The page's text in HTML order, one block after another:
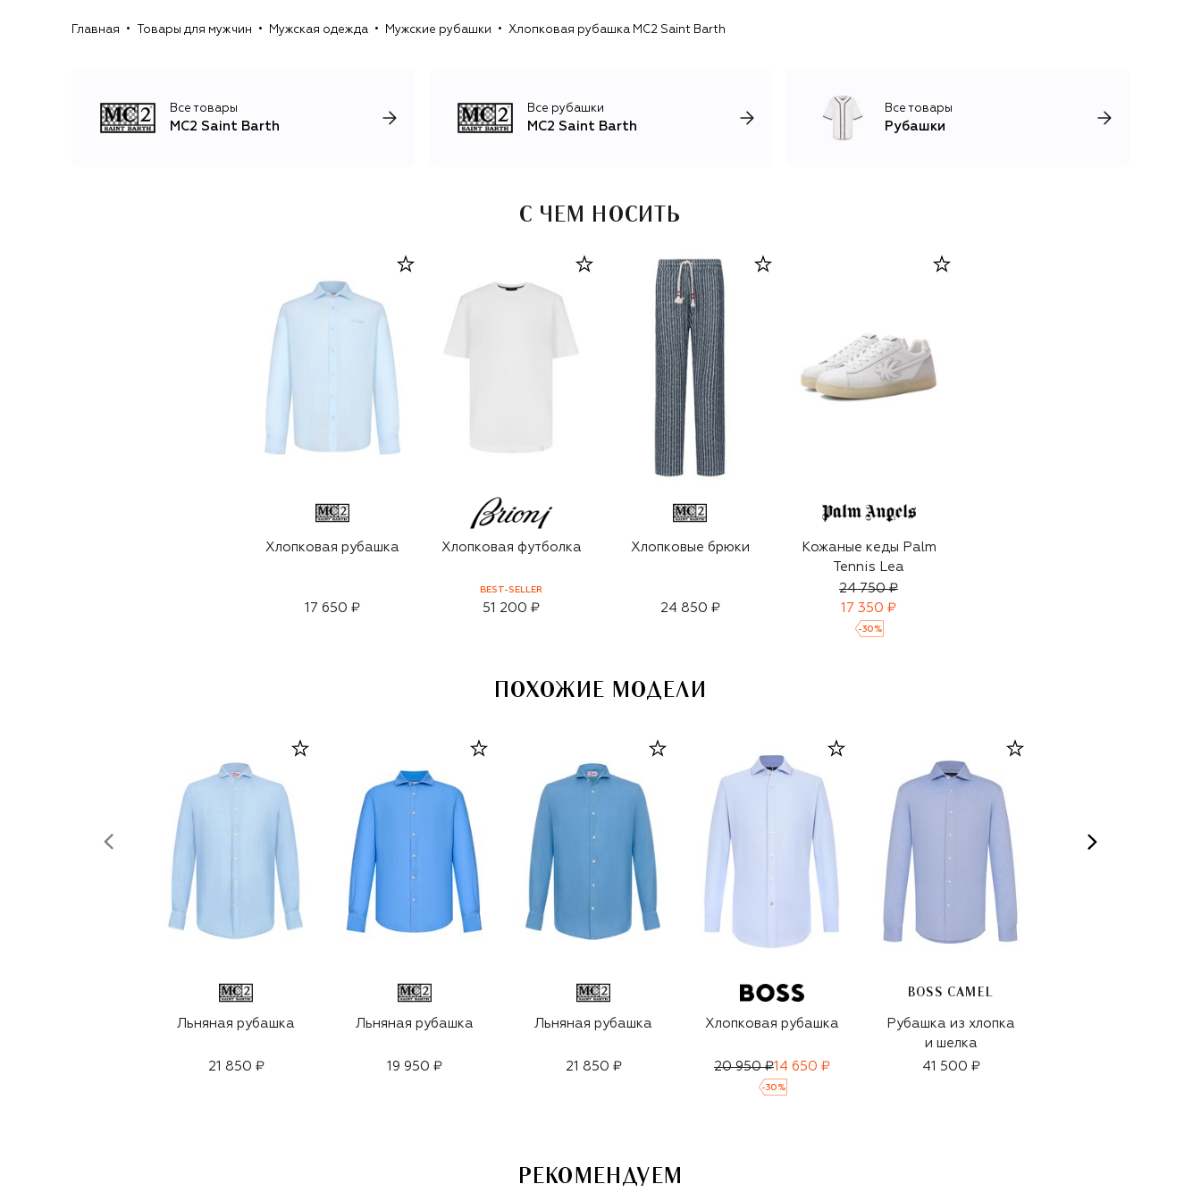
Главная Товары для мужчин Мужская одежда Мужские рубашки Хлопковая рубашка MC2 Saint Barth
Все товары
MC2 Saint Barth
Все рубашки
MC2 Saint Barth
Все товары
Рубашки
С ЧЕМ НОСИТЬ
Хлопковая рубашка
17 650 ₽
Хлопковая футболка
BEST-SELLER
51 200 ₽
Хлопковые брюки
24 850 ₽
Кожаные кеды Palm
Tennis Lea
24 750 ₽
17 350 ₽
-30 %
ПОХОЖИЕ МОДЕЛИ
Льняная рубашка
21 850 ₽
Льняная рубашка
19 950 ₽
Льняная рубашка
21 850 ₽
Хлопковая рубашка
20 950 ₽14 650 ₽
-30 %
BOSS CAMEL
Рубашка из хлопка
и шелка
41 500 ₽
РЕКОМЕНДУЕМ